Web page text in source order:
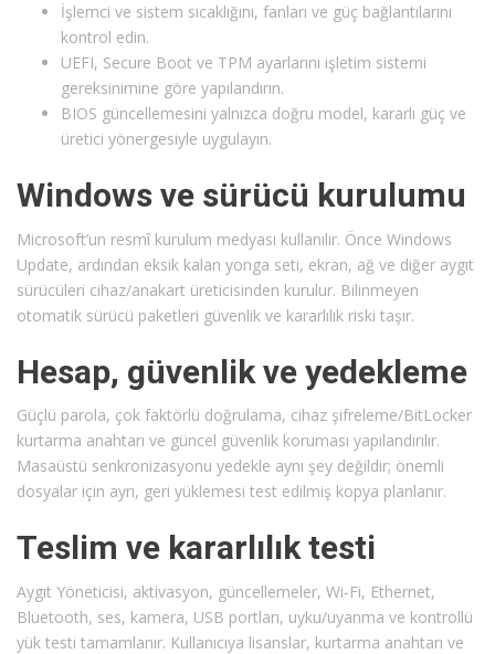
İşlemci ve sistem sıcaklığını, fanları ve güç bağlantılarını
kontrol edin.
UEFI, Secure Boot ve TPM ayarlarını işletim sistemi
gereksinimine göre yapılandırın.
BIOS güncellemesini yalnızca doğru model, kararlı güç ve
üretici yönergesiyle uygulayın.
Windows ve sürücü kurulumu
Microsoft’un resmî kurulum medyası kullanılır. Önce Windows
Update, ardından eksik kalan yonga seti, ekran, ağ ve diğer aygıt
sürücüleri cihaz/anakart üreticisinden kurulur. Bilinmeyen
otomatik sürücü paketleri güvenlik ve kararlılık riski taşır.
Hesap, güvenlik ve yedekleme
Güçlü parola, çok faktörlü doğrulama, cihaz şifreleme/BitLocker
kurtarma anahtarı ve güncel güvenlik koruması yapılandırılır.
Masaüstü senkronizasyonu yedekle aynı şey değildir; önemli
dosyalar için ayrı, geri yüklemesi test edilmiş kopya planlanır.
Teslim ve kararlılık testi
Aygıt Yöneticisi, aktivasyon, güncellemeler, Wi-Fi, Ethernet,
Bluetooth, ses, kamera, USB portları, uyku/uyanma ve kontrollü
yük testi tamamlanır. Kullanıcıya lisanslar, kurtarma anahtarı ve